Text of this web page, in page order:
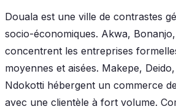
Douala est une ville de contrastes
socio-économiques. Akwa,
concentrent les entreprises
moyennes et aisées. Makepe,
Ndokotti hébergent un commerce
avec une clientèle à fort volume.